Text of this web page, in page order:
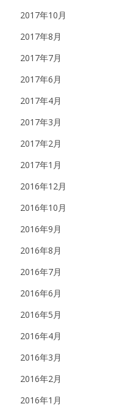
2017年10月
2017年8月
2017年7月
2017年6月
2017年4月
2017年3月
2017年2月
2017年1月
2016年12月
2016年10月
2016年9月
2016年8月
2016年7月
2016年6月
2016年5月
2016年4月
2016年3月
2016年2月
2016年1月